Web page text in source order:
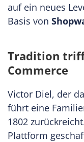
auf ein neues
Basis von
Tradition
Commerce
Victor Diel, der
führt eine
1802
Plattform